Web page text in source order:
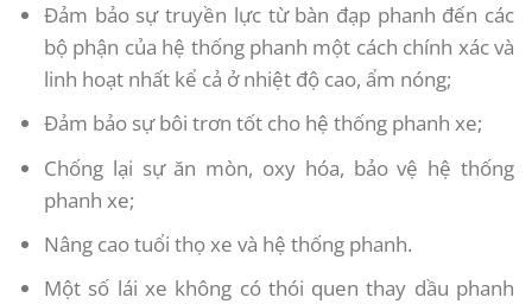
Đảm bảo sự truyền lực từ bàn đạp phanh đến các
bộ phận của hệ thống phanh một cách chính xác và
linh hoạt nhất kể cả ở nhiệt độ cao, ẩm nóng;
Đảm bảo sự bôi trơn tốt cho hệ thống phanh xe;
Chống lại sự ăn mòn, oxy hóa, bảo vệ hệ thống
phanh xe;
Nâng cao tuổi thọ xe và hệ thống phanh.
Một số lái xe không có thói quen thay dầu phanh